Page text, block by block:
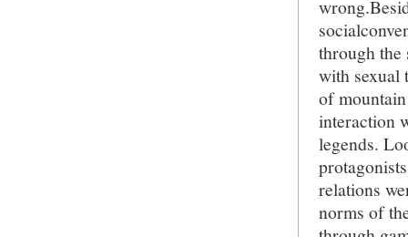
through the
with sexual
of
interaction
legends.
relations
norms of